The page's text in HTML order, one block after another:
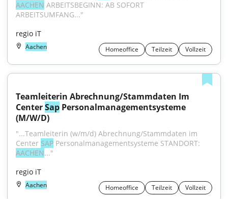
AACHEN ARBEITSBEGINN: AB SOFORT
ARBEITSUMFANG..."
regio iT
Aachen Homeoffice Teilzeit Vollzeit
Teamleiterin Abrechnung/Stammdaten Im
Center Sap Personalmanagementsysteme
(M/W/D)
"...Teamleiterin (w/m/d) Abrechnung/Stammdaten im
Center SAP
AACHEN..."
regio iT
Aachen Homeoffice Teilzeit Vollzeit